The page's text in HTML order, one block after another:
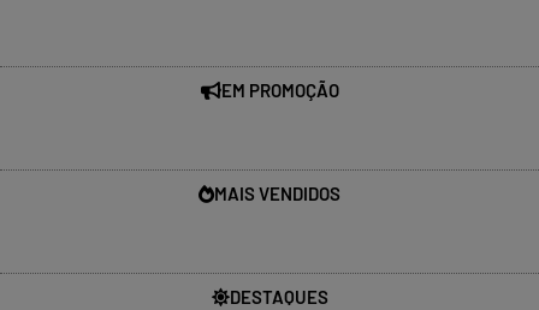
EM PROMOÇÃO
MAIS VENDIDOS
DESTAQUES